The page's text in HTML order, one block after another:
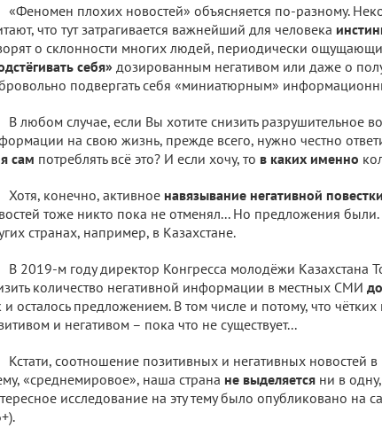
«Феномен плохих новостей» объясняется по-разному.
что тут затрагивается важнейший для человека
о склонности многих людей, периодически
себя» дозированным негативом или даже о
подвергать себя «миниатюрным»
В любом случае, если Вы хотите снизить разрушительное
на свою жизнь, прежде всего, нужно честно
сам потреблять всё это? И если хочу, то в каких именно
Хотя, конечно, активное навязывание негативной повестки
тоже никто пока не отменял... Но предложения
странах, например, в Казахстане.
В 2019-м году директор Конгресса молодёжи Казахстана
количество негативной информации в местных СМИ
и осталось предложением. В том числе и потому, что чётких
и негативом – пока что не существует...
Кстати, соотношение позитивных и негативных новостей
«среднемировое», наша страна не выделяется ни в
исследование на эту тему было опубликовано на